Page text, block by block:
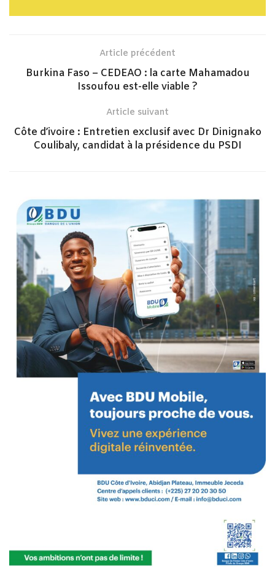
Article précédent
Burkina Faso – CEDEAO : la carte Mahamadou
Issoufou est-elle viable ?
Article suivant
Côte d’ivoire : Entretien exclusif avec Dr Dinignako
Coulibaly, candidat à la présidence du PSDI